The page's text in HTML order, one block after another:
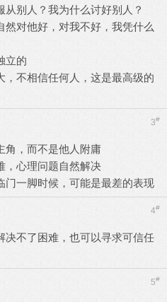
别人？我为什么讨好别人？
然对他好，对我不好，我凭什么
立的
，不相信任何人，这是最高级的
3#
角，而不是他人附庸
，心理问题自然解决
门一脚时候，可能是最差的表现
4#
决不了困难，也可以寻求可信任
5#